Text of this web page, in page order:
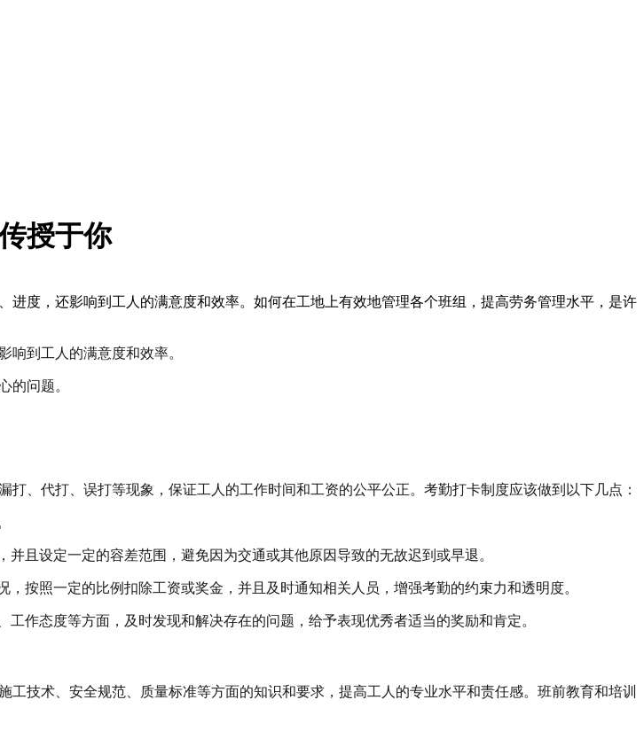
授于你
度，还影响到工人的满意度和效率。如何在工地上有效地管理各个班组，提高劳务管理水平，是许
响到工人的满意度和效率。
的问题。
、代打、误打等现象，保证工人的工作时间和工资的公平公正。考勤打卡制度应该做到以下几点：
且设定一定的容差范围，避免因为交通或其他原因导致的无故迟到或早退。
按照一定的比例扣除工资或奖金，并且及时通知相关人员，增强考勤的约束力和透明度。
作态度等方面，及时发现和解决存在的问题，给予表现优秀者适当的奖励和肯定。
技术、安全规范、质量标准等方面的知识和要求，提高工人的专业水平和责任感。班前教育和培训